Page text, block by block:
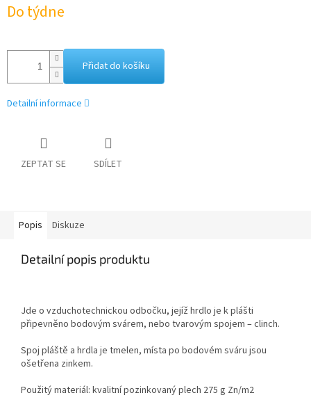
cena:
Do týdne
Přidat do košíku
Detailní informace
ZEPTAT SE SDÍLET
Popis Diskuze
Detailní popis produktu
Jde o vzduchotechnickou odbočku, jejíž hrdlo je k plášti
připevněno bodovým svárem, nebo tvarovým spojem – clinch.
Spoj pláště a hrdla je tmelen, místa po bodovém sváru jsou
ošetřena zinkem.
Použitý materiál: kvalitní pozinkovaný plech 275 g Zn/m2